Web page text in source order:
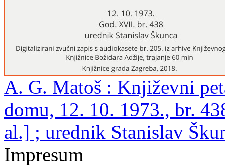
A. G. Matoš : Književni
domu, 12. 10. 1973., br.
al.] ; urednik Stanislav
Impresum